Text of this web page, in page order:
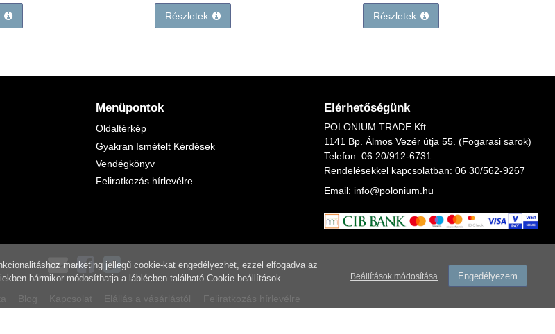
marketing jellegű cookie-kat engedélyezhet, ezzel elfogadva az
bármikor módosíthatja a láblécben található Cookie beállítások
Beállítások módosítása Engedélyezem
Részletek
Részletek
Menüpontok
Oldaltérkép
Gyakran Ismételt Kérdések
Vendégkönyv
Feliratkozás hírlevélre
Elérhetőségünk
POLONIUM TRADE Kft.
1141 Bp. Álmos Vezér útja 55. (Fogarasi sarok)
Telefon: 06 20/912-6731
Rendelésekkel kapcsolatban: 06 30/562-9267
Email: info@polonium.hu
Blog Kapcsolat Elállás a vásárlástól Feliratkozás hírlevélre